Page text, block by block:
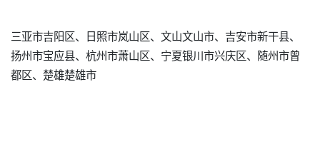
三亚市吉阳区、日照市岚山区、文山文山市、吉安市新干县、
扬州市宝应县、杭州市萧山区、宁夏银川市兴庆区、随州市曾
都区、楚雄楚雄市